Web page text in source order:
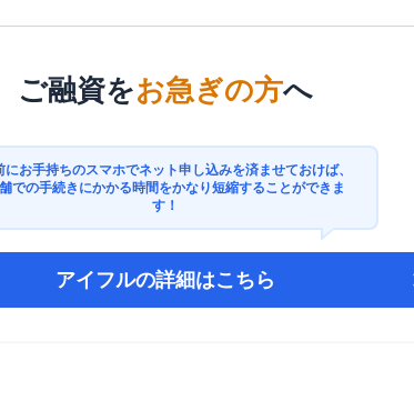
ご融資をお急ぎの方へ
にお手持ちのスマホでネット申し込みを済ませておけば、
での手続きにかかる時間をかなり短縮することができま
す！
アイフルの詳細はこちら